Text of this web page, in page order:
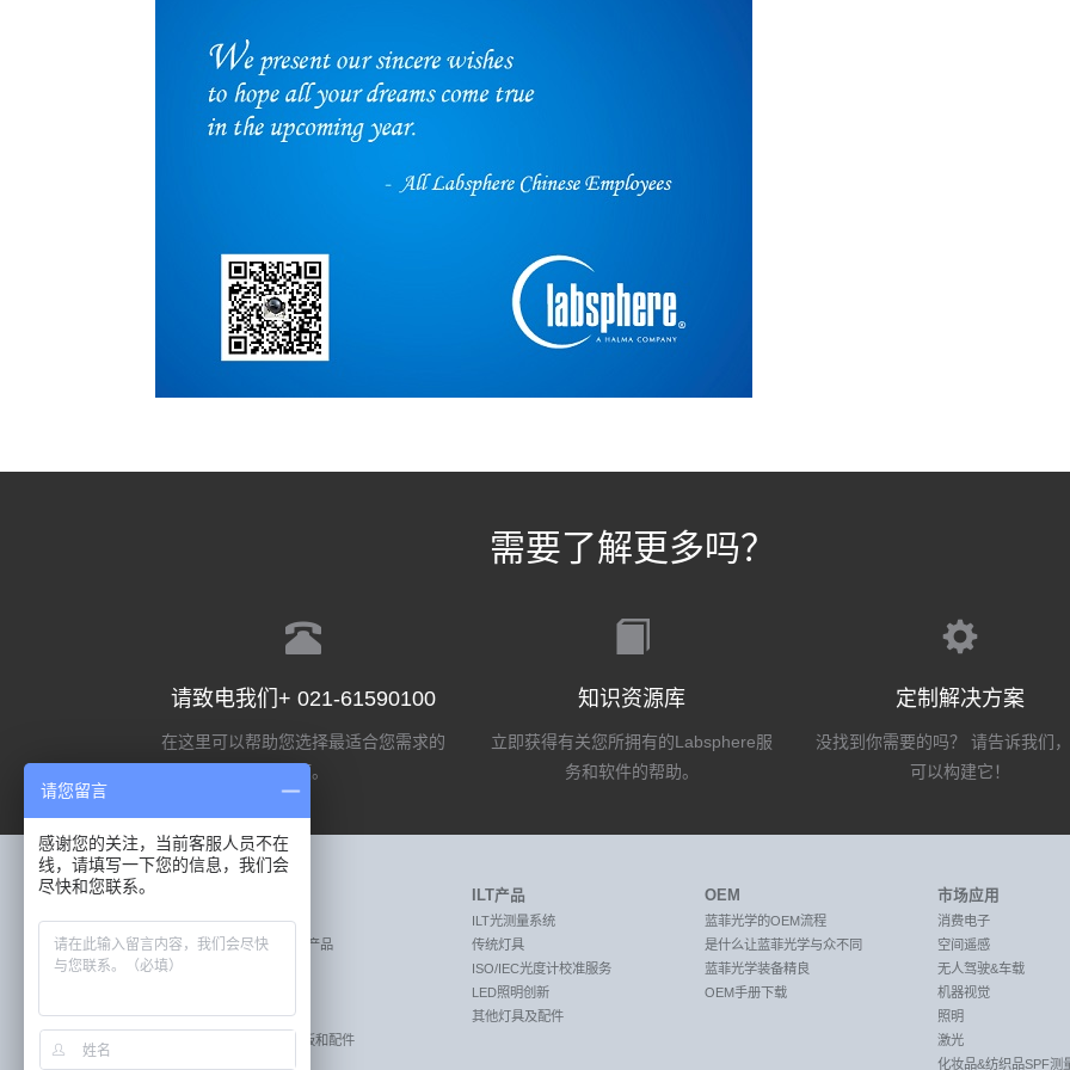
需要了解更多吗？
请致电我们+ 021-61590100
在这里可以帮助您选择最适合您需求的
选项。
知识资源库
立即获得有关您所拥有的Labsphere服
务和软件的帮助。
定制解决方案
没找到你需要的吗？ 请告诉我们
可以构建它！
Labsphere产品
MEASURE:激光测量产品
MEASURE:透射率和反射率测量产品
MEASURE:照明光测量产品
CREATE:遥感校准系统
REFLECT:漫反射目标板，标准板和配件
ILT产品
ILT光测量系统
传统灯具
ISO/IEC光度计校准服务
LED照明创新
其他灯具及配件
OEM
蓝菲光学的OEM流程
是什么让蓝菲光学与众不同
蓝菲光学装备精良
OEM手册下载
市场应用
消费电子
空间遥感
无人驾驶&车载
机器视觉
照明
激光
化妆品&纺织品SPF测
请您留言
感谢您的关注，当前客服人员不在
线，请填写一下您的信息，我们会
尽快和您联系。